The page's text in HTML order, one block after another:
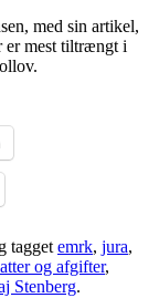
med sin artikel,
er mest tiltrængt i
tagget emrk, jura,
og afgifter,
Stenberg.